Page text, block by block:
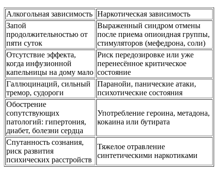
Алкогольная зависимость Наркотическая зависимость
Запой
продолжительностью от
пяти суток
Выраженный синдром отмены
после приема опиоидная группы,
стимуляторов (мефедрона, соли)
Отсутствие эффекта,
когда инфузионной
капельницы на дому мало
Риск передозировке или уже
перенесённое критическое
состояние
Галлюцинаций, сильный
тремор, судороги
Паранойи, панические атаки,
психотические состояния
Обострение
сопутствующих
патологий: гипертония,
диабет, болезни сердца
Употребление героина, метадона,
кокаина или бутирата
Спутанность сознания,
риск развития
психических расстройств
Тяжелое отравление
синтетическими наркотиками